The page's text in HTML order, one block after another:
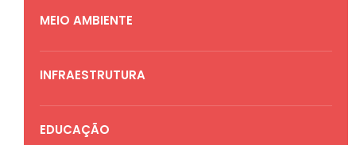
MEIO AMBIENTE
INFRAESTRUTURA
EDUCAÇÃO